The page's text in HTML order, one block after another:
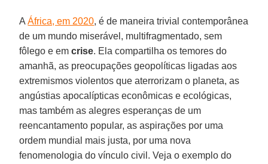
AÁfrica, em 2020, é de maneira trivial contemporânea
de um mundo miserável, multifragmentado, sem
fôlego e emcrise. Ela compartilha os temores do
amanhã, as preocupações geopolíticas ligadas aos
extremismos violentos que aterrorizam o planeta, as
angústias apocalípticas econômicas e ecológicas,
mas também as alegres esperanças de um
reencantamento popular, as aspirações por uma
ordem mundial mais justa, por uma nova
fenomenologia do vínculo civil. Veja o exemplo do